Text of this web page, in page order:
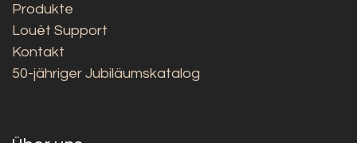
Produkte
Louët Support
Kontakt
50-jähriger Jubiläumskatalog